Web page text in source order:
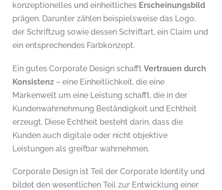
konzeptionelles und einheitliches Erscheinungsbild
prägen. Darunter zählen beispielsweise das Logo,
der Schriftzug sowie dessen Schriftart, ein Claim und
ein entsprechendes Farbkonzept.
Ein gutes Corporate Design schafft Vertrauen durch
Konsistenz – eine Einheitlichkeit, die eine
Markenwelt um eine Leistung schafft, die in der
Kundenwahrnehmung Beständigkeit und Echtheit
erzeugt. Diese Echtheit besteht darin, dass die
Kunden auch digitale oder nicht objektive
Leistungen als greifbar wahrnehmen.
Corporate Design ist Teil der Corporate Identity und
bildet den wesentlichen Teil zur Entwicklung einer